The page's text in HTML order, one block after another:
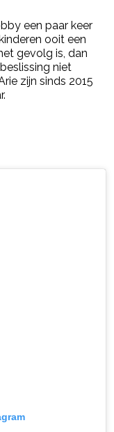
een paar keer
ooit een
gevolg is, dan
niet
zijn sinds 2015